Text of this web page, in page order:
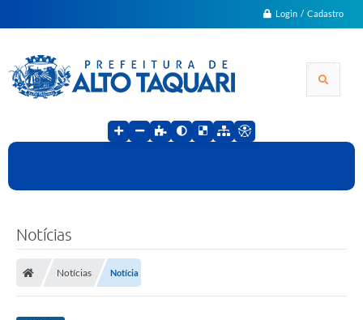
Login / Cadastro
Notícias
Notícias Notícia